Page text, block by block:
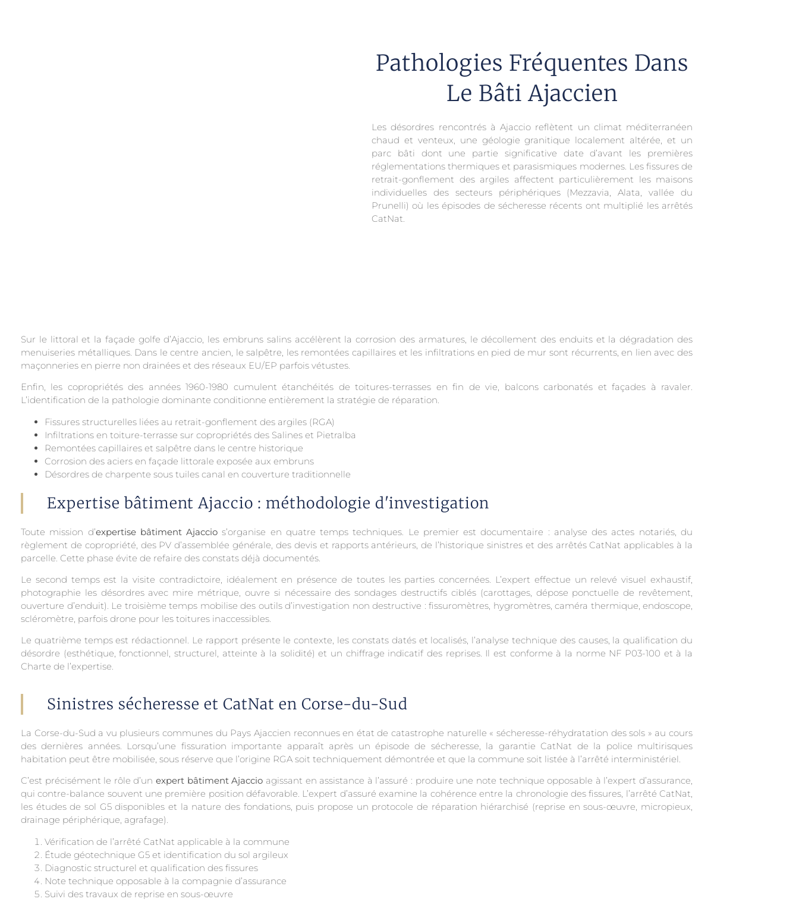
Pathologies Fréquentes Dans
Le Bâti Ajaccien
Les désordres rencontrés à Ajaccio reflètent un climat méditerranéen
chaud et venteux, une géologie granitique localement altérée, et un
parc bâti dont une partie significative date d’avant les premières
réglementations thermiques et parasismiques modernes. Les fissures de
retrait-gonflement des argiles affectent particulièrement les maisons
individuelles des secteurs périphériques (Mezzavia, Alata, vallée du
Prunelli) où les épisodes de sécheresse récents ont multiplié les arrêtés
CatNat.
Sur le littoral et la façade golfe d’Ajaccio, les embruns salins accélèrent la corrosion des armatures, le décollement des enduits et la dégradation des
menuiseries métalliques. Dans le centre ancien, le salpêtre, les remontées capillaires et les infiltrations en pied de mur sont récurrents, en lien avec des
maçonneries en pierre non drainées et des réseaux EU/EP parfois vétustes.
Enfin, les copropriétés des années 1960-1980 cumulent étanchéités de toitures-terrasses en fin de vie, balcons carbonatés et façades à ravaler.
L’identification de la pathologie dominante conditionne entièrement la stratégie de réparation.
Fissures structurelles liées au retrait-gonflement des argiles (RGA)
Infiltrations en toiture-terrasse sur copropriétés des Salines et Pietralba
Remontées capillaires et salpêtre dans le centre historique
Corrosion des aciers en façade littorale exposée aux embruns
Désordres de charpente sous tuiles canal en couverture traditionnelle
Expertise bâtiment Ajaccio : méthodologie d'investigation
Toute mission d’expertise bâtiment Ajaccio s’organise en quatre temps techniques. Le premier est documentaire : analyse des actes notariés, du
règlement de copropriété, des PV d’assemblée générale, des devis et rapports antérieurs, de l’historique sinistres et des arrêtés CatNat applicables à la
parcelle. Cette phase évite de refaire des constats déjà documentés.
Le second temps est la visite contradictoire, idéalement en présence de toutes les parties concernées. L’expert effectue un relevé visuel exhaustif,
photographie les désordres avec mire métrique, ouvre si nécessaire des sondages destructifs ciblés (carottages, dépose ponctuelle de revêtement,
ouverture d’enduit). Le troisième temps mobilise des outils d’investigation non destructive : fissuromètres, hygromètres, caméra thermique, endoscope,
scléromètre, parfois drone pour les toitures inaccessibles.
Le quatrième temps est rédactionnel. Le rapport présente le contexte, les constats datés et localisés, l’analyse technique des causes, la qualification du
désordre (esthétique, fonctionnel, structurel, atteinte à la solidité) et un chiffrage indicatif des reprises. Il est conforme à la norme NF P03-100 et à la
Charte de l’expertise.
Sinistres sécheresse et CatNat en Corse-du-Sud
La Corse-du-Sud a vu plusieurs communes du Pays Ajaccien reconnues en état de catastrophe naturelle « sécheresse-réhydratation des sols » au cours
des dernières années. Lorsqu’une fissuration importante apparaît après un épisode de sécheresse, la garantie CatNat de la police multirisques
habitation peut être mobilisée, sous réserve que l’origine RGA soit techniquement démontrée et que la commune soit listée à l’arrêté interministériel.
C’est précisément le rôle d’unexpert bâtiment Ajaccio agissant en assistance à l’assuré : produire une note technique opposable à l’expert d’assurance,
qui contre-balance souvent une première position défavorable. L’expert d’assuré examine la cohérence entre la chronologie des fissures, l’arrêté CatNat,
les études de sol G5 disponibles et la nature des fondations, puis propose un protocole de réparation hiérarchisé (reprise en sous-œuvre, micropieux,
drainage périphérique, agrafage).
Vérification de l’arrêté CatNat applicable à la commune
Étude géotechnique G5 et identification du sol argileux
Diagnostic structurel et qualification des fissures
Note technique opposable à la compagnie d’assurance
Suivi des travaux de reprise en sous-œuvre